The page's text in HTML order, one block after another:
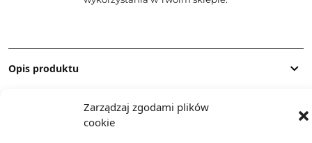
Zarządzaj zgodami plików
cookie
Opis produktu